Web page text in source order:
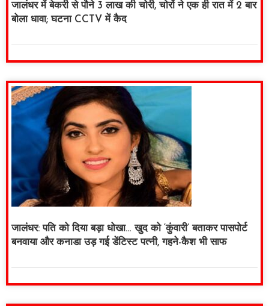
जालंधर में बेकरी से पौने 3 लाख की चोरी, चोरों ने एक ही रात में 2 बार
बोला धावा; घटना CCTV में कैद
जालंधर: पति को दिया बड़ा धोखा… खुद को ‘कुंवारी’ बताकर पासपोर्ट
बनवाया और कनाडा उड़ गई डेंटिस्ट पत्नी, गहने-कैश भी साफ